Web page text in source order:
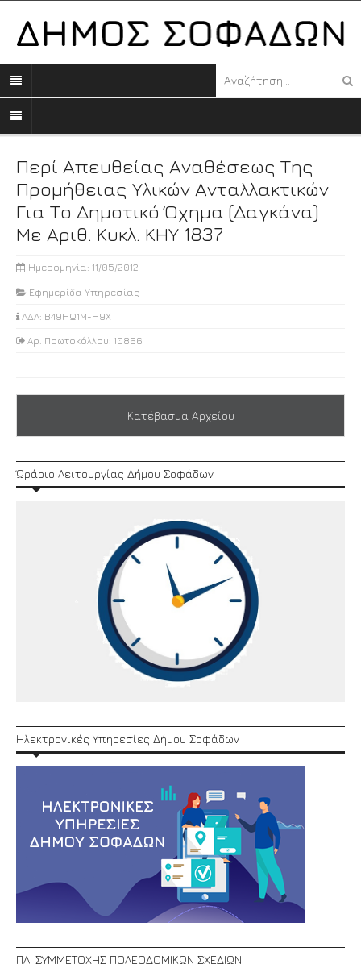
Περί Απευθείας Αναθέσεως Της
Προμήθειας Υλικών Ανταλλακτικών
Για Το Δημοτικό Όχημα (δαγκάνα)
Με Αριθ. Κυκλ. ΚΗΥ 1837
Ημερομηνία: 11/05/2012
Εφημερίδα Υπηρεσίας
ΑΔΑ: Β49ΗΩ1Μ-Η9Χ
Αρ. Πρωτοκόλλου: 10866
Κατέβασμα Αρχείου
Ώράριο Λειτουργίας Δήμου Σοφάδων
Ηλεκτρονικές Υπηρεσίες Δήμου Σοφάδων
ΠΛ. ΣΥΜΜΕΤΟΧΗΣ ΠΟΛΕΟΔΟΜΙΚΩΝ ΣΧΕΔΙΩΝ